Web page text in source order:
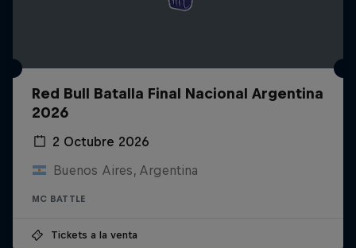
Red Bull Batalla Final Nacional Argentina
2026
2 Octubre 2026
Buenos Aires, Argentina
MC BATTLE
Tickets a la venta